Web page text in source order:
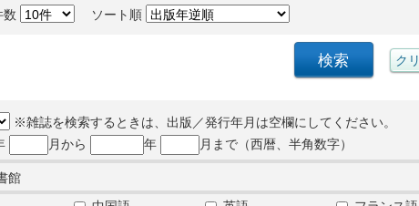
数 ソート順
※雑誌を検索するときは、出版／発行年月は空欄にしてください。
月から 年 月まで（西暦、半角数字）
館